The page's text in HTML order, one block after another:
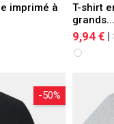
imprimé à
T-shirt
grands...
9,94 € |
-50%